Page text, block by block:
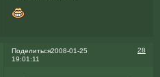
Поделиться 28
2008-01-25
19:01:11